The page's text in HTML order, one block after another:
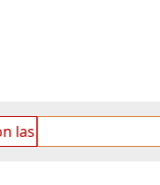
mantenimiento y